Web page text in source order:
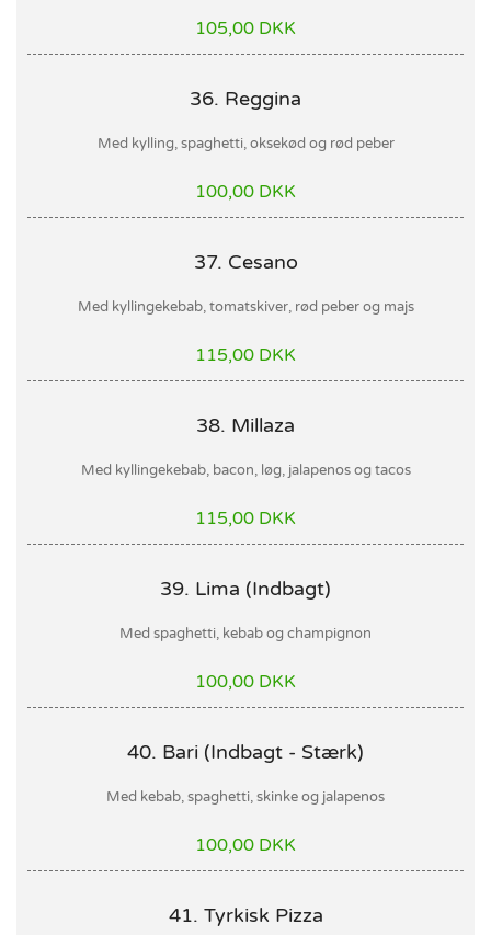
105,00 DKK
36. Reggina
Med kylling, spaghetti, oksekød og rød peber
100,00 DKK
37. Cesano
Med kyllingekebab, tomatskiver, rød peber og majs
115,00 DKK
38. Millaza
Med kyllingekebab, bacon, løg, jalapenos og tacos
115,00 DKK
39. Lima (Indbagt)
Med spaghetti, kebab og champignon
100,00 DKK
40. Bari (Indbagt - Stærk)
Med kebab, spaghetti, skinke og jalapenos
100,00 DKK
41. Tyrkisk Pizza